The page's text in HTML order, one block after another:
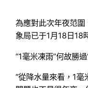
為應對此次年夜范
象局已于1月18日18
“1毫米凍雨”何故勝過
“從降水量來看，1